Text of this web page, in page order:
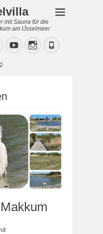
mit Sauna für die
am IJsselmeer
PinterestYouTubeInstagram
Phone